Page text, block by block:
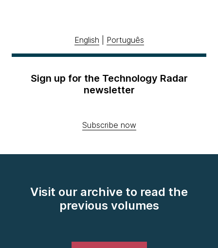
English Português
Sign up for the Technology Radar
newsletter
Subscribe now
Visit our archive to read the
previous volumes